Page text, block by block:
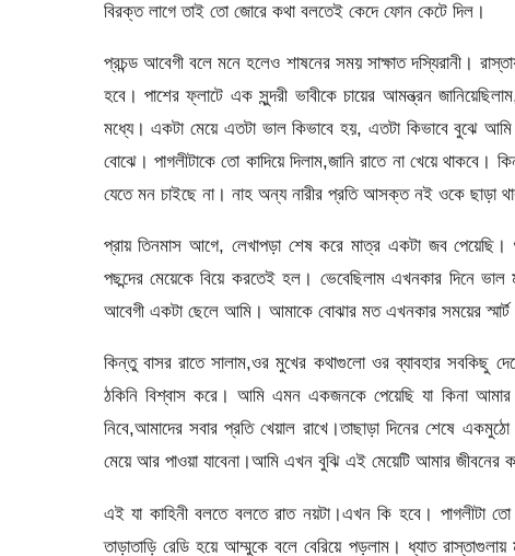
বিরক্ত লাগে তাই তো জোরে কথা বলতেই কেদে ফোন কেটে দিল।
প্রচন্ড আবেগী বলে মনে হলেও শাষনের সময় সাক্ষাত দস্যিরানী।
হবে। পাশের ফ্লাটে এক সুন্দরী ভাবীকে চায়ের আমন্ত্রন
মধ্যে। একটা মেয়ে এতটা ভাল কিভাবে হয়, এতটা কিভাবে বুঝে
বোঝে। পাগলীটাকে তো কাদিয়ে দিলাম,জানি রাতে না খেয়ে
যেতে মন চাইছে না। নাহ অন্য নারীর প্রতি আসক্ত নই ওকে ছাড়া
প্রায় তিনমাস আগে, লেখাপড়া শেষ করে মাত্র একটা জব পেয়েছি।
পছন্দের মেয়েকে বিয়ে করতেই হল। ভেবেছিলাম এখনকার দিনে
আবেগী একটা ছেলে আমি। আমাকে বোঝার মত এখনকার সময়ের স্মার্ট
কিন্তু বাসর রাতে সালাম,ওর মুখের কথাগুলো ওর ব্যাবহার সবকিছু
ঠকিনি বিশ্বাস করে। আমি এমন একজনকে পেয়েছি যা কিনা
নিবে,আমাদের সবার প্রতি খেয়াল রাখে।তাছাড়া দিনের শেষে
মেয়ে আর পাওয়া যাবেনা।আমি এখন বুঝি এই মেয়েটি আমার
এই যা কাহিনী বলতে বলতে রাত নয়টা।এখন কি হবে।
তাড়াতাড়ি রেডি হয়ে আম্মুকে বলে বেরিয়ে পড়লাম। ধ্যাত